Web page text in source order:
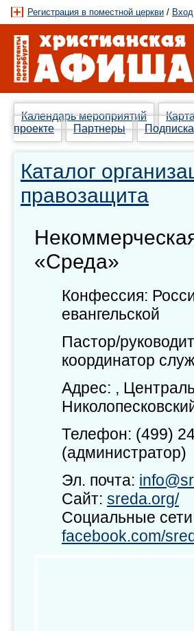
Регистрация в поместной церкви / Вход
Календарь мероприятий
проекте
Партнеры Подписка
Каталог
правозащита
«Среда»
Конфессия:
евангельской
Пастор/
координатор
Адрес: ,
Телефон: (499)
(администратор)
Эл. почта:
Сайт: sreda.org/
Социальные
facebook.com/